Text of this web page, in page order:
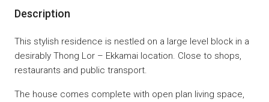
Description
This stylish residence is nestled on a large level block in a
desirably Thong Lor – Ekkamai location. Close to shops,
restaurants and public transport.
The house comes complete with open plan living space,